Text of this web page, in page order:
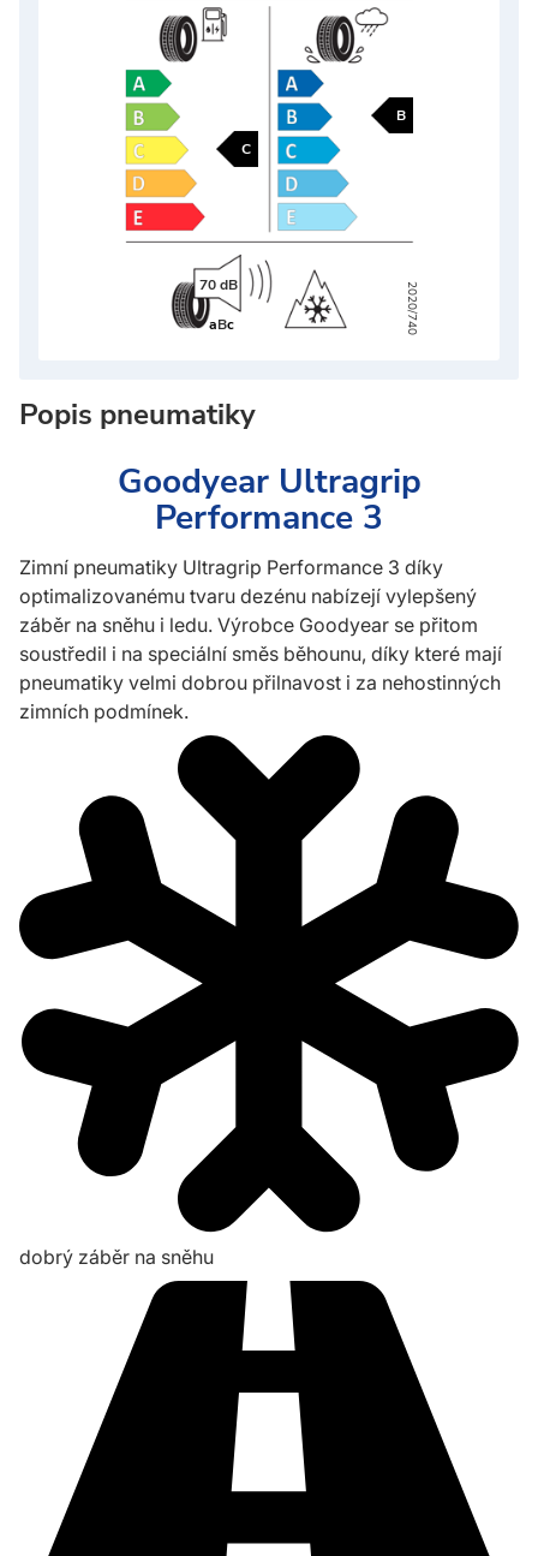
C
B
70 dB 2020/740
aBc
Popis pneumatiky
Goodyear Ultragrip
Performance 3
Zimní pneumatiky Ultragrip Performance 3 díky
optimalizovanému tvaru dezénu nabízejí vylepšený
záběr na sněhu i ledu. Výrobce Goodyear se přitom
soustředil i na speciální směs běhounu, díky které mají
pneumatiky velmi dobrou přilnavost i za nehostinných
zimních podmínek.
dobrý záběr na sněhu